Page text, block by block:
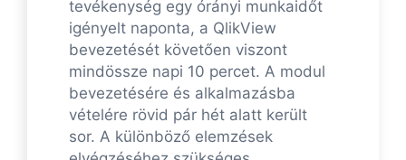
tevékenység egy órányi munkaidőt
igényelt naponta, a QlikView
bevezetését követően viszont
mindössze napi 10 percet. A modul
bevezetésére és alkalmazásba
vételére rövid pár hét alatt került
sor. A különböző elemzések